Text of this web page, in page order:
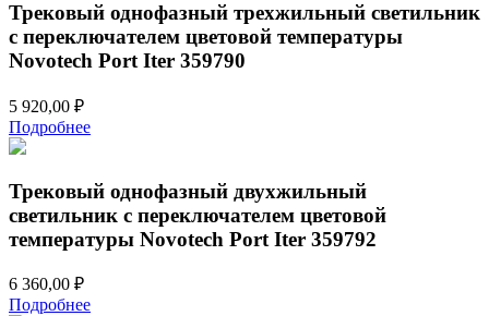
Трековый однофазный трехжильный светильник
с переключателем цветовой температуры
Novotech Port Iter 359790
5 920,00 ₽
Подробнее
Трековый однофазный двухжильный
светильник с переключателем цветовой
температуры Novotech Port Iter 359792
6 360,00 ₽
Подробнее